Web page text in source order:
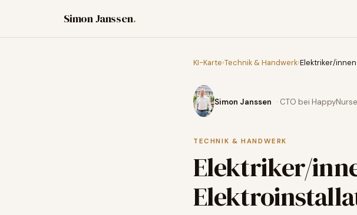
Simon Janssen.
KI-Karte›Technik & Handwerk›Elektriker/
Simon Janssen · CTO bei
TECHNIK & HANDWERK
Elektriker/